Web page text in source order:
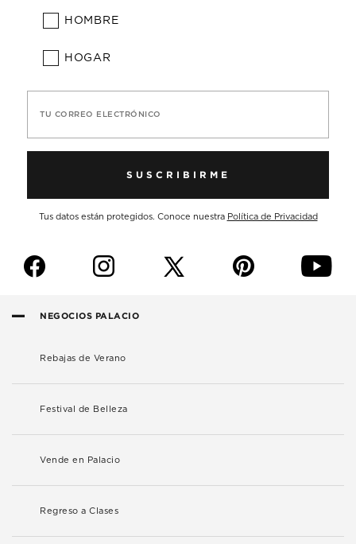
HOMBRE
HOGAR
TU CORREO ELECTRÓNICO
SUSCRIBIRME
Tus datos están protegidos. Conoce nuestra Política de Privacidad
f i p y
NEGOCIOS PALACIO
Rebajas de Verano
Festival de Belleza
Vende en Palacio
Regreso a Clases